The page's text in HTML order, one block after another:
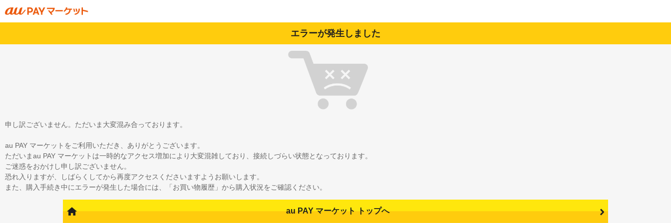
エラーが発生しました
申し訳ございません。ただいま大変混み合っております。
au PAY マーケットをご利用いただき、ありがとうございます。
ただいまau PAY マーケットは一時的なアクセス増加により大変混雑しており、接続しづらい状態となっております。
ご迷惑をおかけし申し訳ございません。
恐れ入りますが、しばらくしてから再度アクセスくださいますようお願いします。
また、購入手続き中にエラーが発生した場合には、「お買い物履歴」から購入状況をご確認ください。
au PAY マーケット トップへ